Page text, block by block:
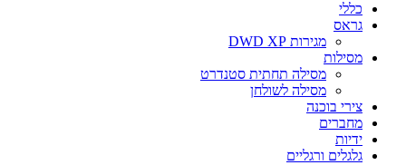
כללי
גראס
מגירות DWD XP
מסילות
מסילה תחתית סטנדרט
מסילה לשולחן
צירי בוכנה
מחברים
ידיות
גלגלים ורגליים